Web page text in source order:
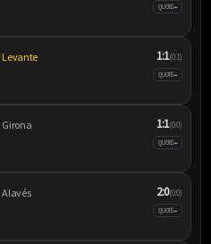
QUOTE–
Levante 1:1(0:1)
QUOTE–
Girona 1:1(0:0)
QUOTE–
Alavés 2:0(0:0)
QUOTE–